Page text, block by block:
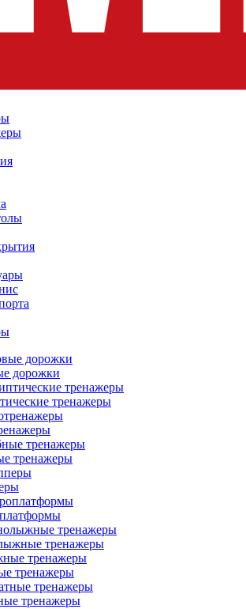
дорожки
тренажеры
тренажеры
тренажеры
тренажеры
тренажеры